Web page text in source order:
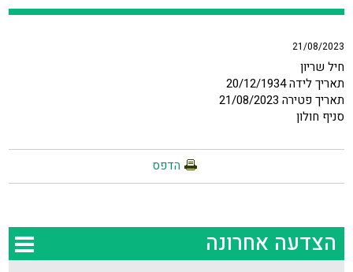
21/08/2023
חיל שריון
תאריך לידה 20/12/1934
תאריך פטירה 21/08/2023
סניף חולון
הדפס
הצדעה אחרונה